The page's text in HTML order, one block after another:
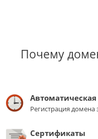
Почему
Регистрация
Сертификаты